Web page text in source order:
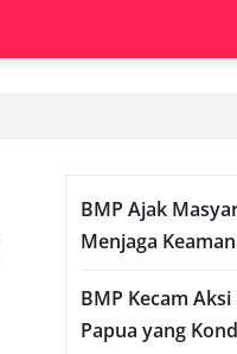
BMP Ajak
Menjaga
BMP Kecam
Papua yang